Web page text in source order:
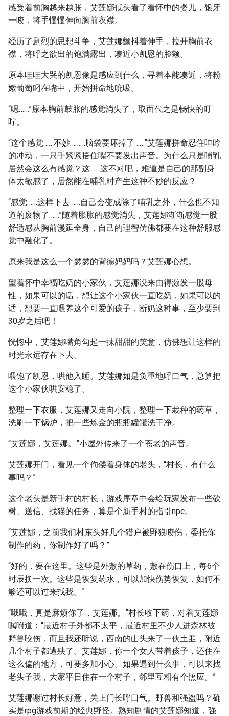
感受着前胸越来越胀，艾莲娜低头看了看怀中的婴儿，银牙
一咬，将手慢慢伸向胸前衣襟。
经历了剧烈的思想斗争，艾莲娜颤抖着伸手，拉开胸前衣
襟，将呼之欲出的饱满露出，凑近小凯恩的脸颊。
原本哇哇大哭的凯恩像是感应到什么，寻着本能凑近，将粉
嫩葡萄叼在嘴中，开始拼命地吮吸。
“嗯……”原本胸前鼓胀的感觉消失了，取而代之是畅快的叮
咛。
“这个感觉……不妙………脑袋要坏掉了……”艾莲娜拼命忍住呻吟
的冲动，一只手紧紧捂住嘴不要发出声音。为什么只是哺乳
居然会这么有感觉？这……这不对吧，难道是自己的那副身
体太敏感了，居然能在哺乳时产生这种不妙的反应？
“感觉……这样下去……自己会变成除了哺乳之外，什么也不知
道的废物了……”随着胀胀的感觉消失，艾莲娜渐渐感觉一股
舒适感从胸前漫延全身，自己的理智仿佛都要在这种舒服感
觉中融化了。
原来我是这么一个瑟瑟的背德妈妈吗？艾莲娜心想。
望着怀中幸福吃奶的小家伙，艾莲娜没来由得激发一股母
性，如果可以的话，想让这个小家伙一直吃奶，如果可以的
话，想要一直喂养这个可爱的孩子，断奶这种事，至少要到
30岁之后吧！
恍惚中，艾莲娜嘴角勾起一抹甜甜的笑意，仿佛想让这样的
时光永远存在下去。
喂饱了凯恩，哄他入睡。艾莲娜如是负重地呼口气，总算把
这个小家伙哄安稳了。
整理一下衣服，艾莲娜又走向小院，整理一下栽种的药草，
洗刷一下锅炉，把一些炼金的瓶瓶罐罐洗干净。
“艾莲娜，艾莲娜。”小屋外传来了一个苍老的声音。
艾莲娜开门，看见一个佝偻着身体的老头，“村长，有什么
事吗？”
这个老头是新手村的村长，游戏序章中会给玩家发布一些砍
树、送信、找猫的任务，算是个新手村的指引npc。
“艾莲娜，之前我们村东头好几个猎户被野狼咬伤，委托你
制作的药，你制作好了吗？”
“好的，要在这里。这些是外敷的草药，敷在伤口上，每6个
时辰换一次。这些是恢复药水，可以加快伤势恢复，如何不
够还可以过来找我。”
“哦哦，真是麻烦你了，艾莲娜。”村长收下药，对着艾莲娜
嘱咐道：“最近村子外都不太平，最近村里不少人进森林被
野兽咬伤，而且我还听说，西南的山头来了一伙土匪，附近
几个村子都遭殃了。艾莲娜，你一个女人带着孩子，还住在
这么偏的地方，可要多加小心。如果遇到什么事，可以来找
老头子我，大家平日住在一个村子，邻里互相有个照应。”
艾莲娜谢过村长好意，关上门长呼口气。野兽和强盗吗？确
实是rpg游戏前期的经典野怪。熟知剧情的艾莲娜知道，强